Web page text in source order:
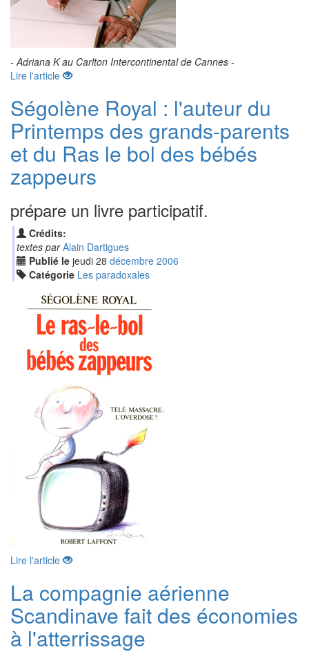
- Adriana K au Carlton Intercontinental de Cannes -
Lire l'article
Ségolène Royal : l'auteur du
Printemps des grands-parents
et du Ras le bol des bébés
zappeurs
prépare un livre participatif.
Crédits:
textes par Alain Dartigues
Publié le jeudi 28 décembre 2006
Catégorie Les paradoxales
Lire l'article
La compagnie aérienne
Scandinave fait des économies
à l'atterrissage